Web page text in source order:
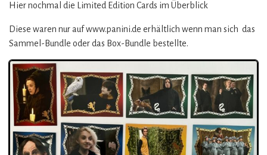
Hier nochmal die Limited Edition Cards im Überblick
Diese waren nur auf www.panini.de erhältlich wenn man sich das
Sammel-Bundle oder das Box-Bundle bestellte.